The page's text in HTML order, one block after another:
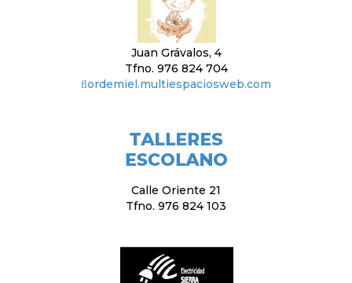
Juan Grávalos, 4
Tfno. 976 824 704
ﬂordemiel.multiespaciosweb.com
Calle Oriente 21
Tfno. 976 824 103